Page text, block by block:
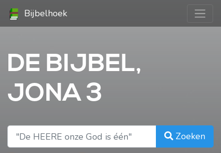
Bijbelhoek
DE BIJBEL,
JONA 3
Zoeken